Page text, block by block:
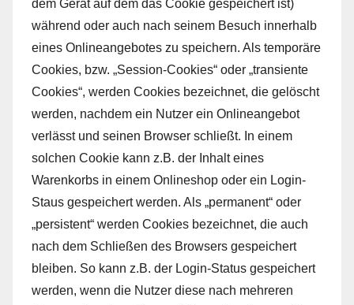
dem Gerät auf dem das Cookie gespeichert ist)
während oder auch nach seinem Besuch innerhalb
eines Onlineangebotes zu speichern. Als temporäre
Cookies, bzw. „Session-Cookies“ oder „transiente
Cookies“, werden Cookies bezeichnet, die gelöscht
werden, nachdem ein Nutzer ein Onlineangebot
verlässt und seinen Browser schließt. In einem
solchen Cookie kann z.B. der Inhalt eines
Warenkorbs in einem Onlineshop oder ein Login-
Staus gespeichert werden. Als „permanent“ oder
„persistent“ werden Cookies bezeichnet, die auch
nach dem Schließen des Browsers gespeichert
bleiben. So kann z.B. der Login-Status gespeichert
werden, wenn die Nutzer diese nach mehreren